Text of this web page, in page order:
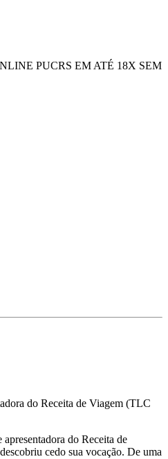
PUCRS EM ATÉ 18X SEM
do Receita de Viagem (TLC
do Receita de
cedo sua vocação. De uma